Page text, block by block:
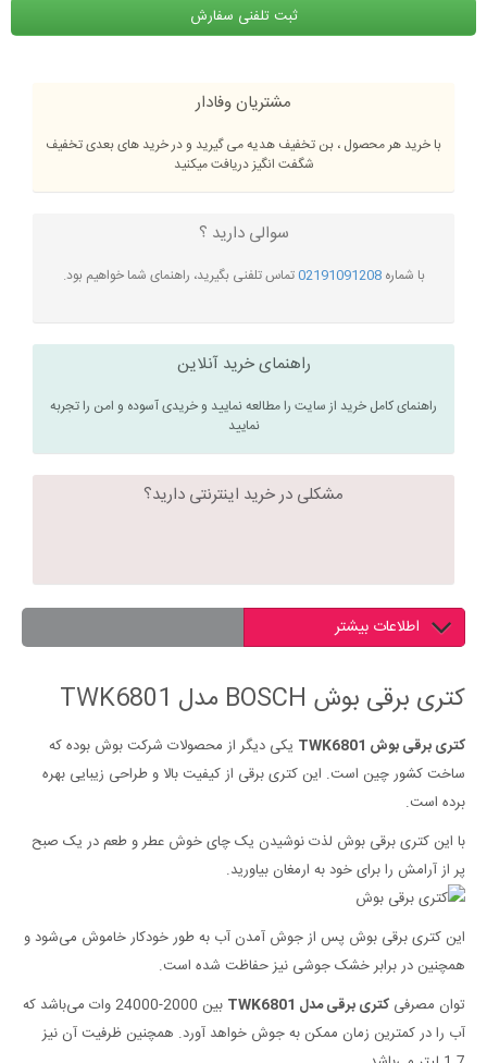
ثبت تلفنی سفارش
مشتریان وفادار
با خرید هر محصول ، بن تخفیف هدیه می گیرید و در خرید های بعدی تخفیف
شگفت انگیز دریافت میکنید
سوالی دارید ؟
با شماره02191091208تماس تلفنی بگیرید، راهنمای شما خواهیم بود.
راهنمای خرید آنلاین
راهنمای کامل خرید از سایت را مطالعه نمایید و خریدی آسوده و امن را تجربه
نمایید
مشکلی در خرید اینترنتی دارید؟
اطلاعات بیشتر
کتری برقی بوش BOSCH مدل TWK6801
کتری برقی بوش TWK6801
یکی دیگر از محصولات شرکت بوش بوده که
ساخت کشور چین است. این کتری برقی از کیفیت بالا و طراحی زیبایی بهره
برده است.
با این کتری برقی بوش لذت نوشیدن یک چای خوش عطر و طعم در یک صبح
پر از آرامش را برای خود به ارمغان بیاورید.
این کتری برقی بوش پس از جوش آمدن آب به طور خودکار خاموش می‌شود و
همچنین در برابر خشک جوشی نیز حفاظت شده است.
توان مصرفی کتری برقی مدل TWK6801
بین 2000-24000 وات می‌باشد که
آب را در کمترین زمان ممکن به جوش خواهد آورد. همچنین ظرفیت آن نیز